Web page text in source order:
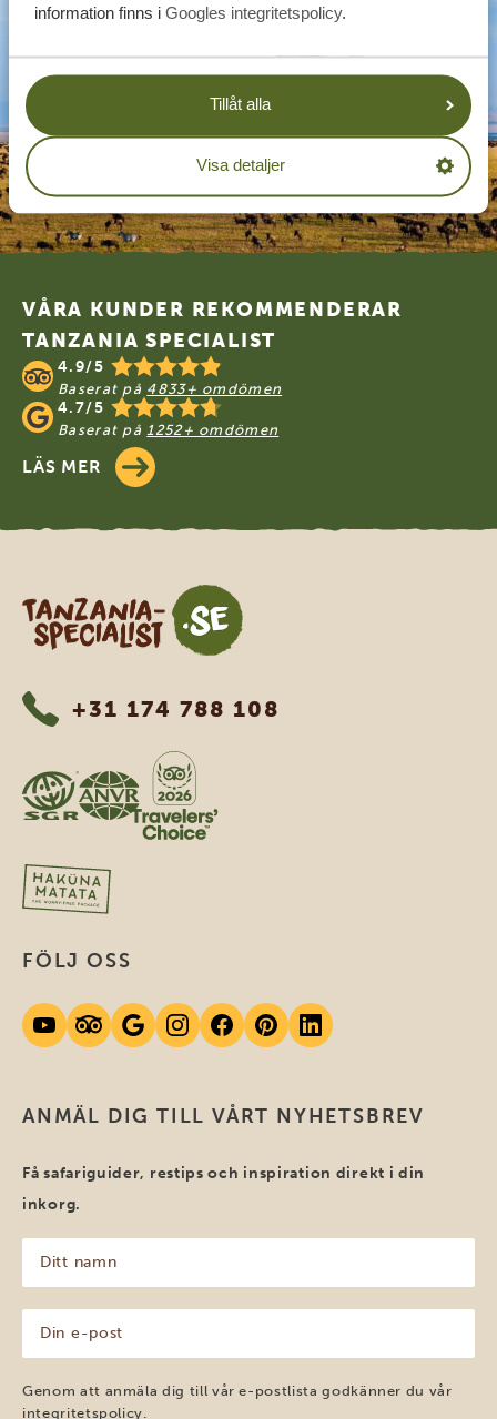
information finns i Googles integritetspolicy.
Tillåt alla
Visa detaljer
Footer
VÅRA KUNDER REKOMMENDERAR
TANZANIA SPECIALIST
4.9/5
Baserat på 4833+ omdömen
4.7/5
Baserat på 1252+ omdömen
LÄS MER
Tanzania Specialist
+31 174 788 108
ANMÄL DIG TILL VÅRT NYHETSBREV
Få safariguider, restips och inspiration direkt i din
inkorg.
namn
(Obligatoriskt)
post
(Obligatoriskt)
Genom att anmäla dig till vår e-postlista godkänner du vår
integritetspolicy
FÖLJ OSS